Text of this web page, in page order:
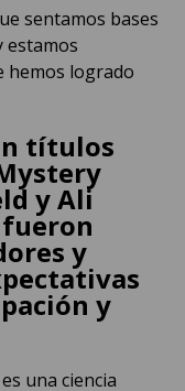
sentamos bases
estamos
hemos logrado
títulos
y Ali
fueron
y
y
una ciencia